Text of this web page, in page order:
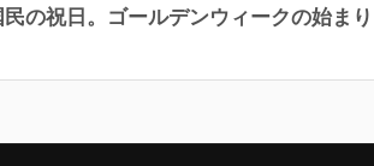
の祝日。ゴールデンウィークの始まり